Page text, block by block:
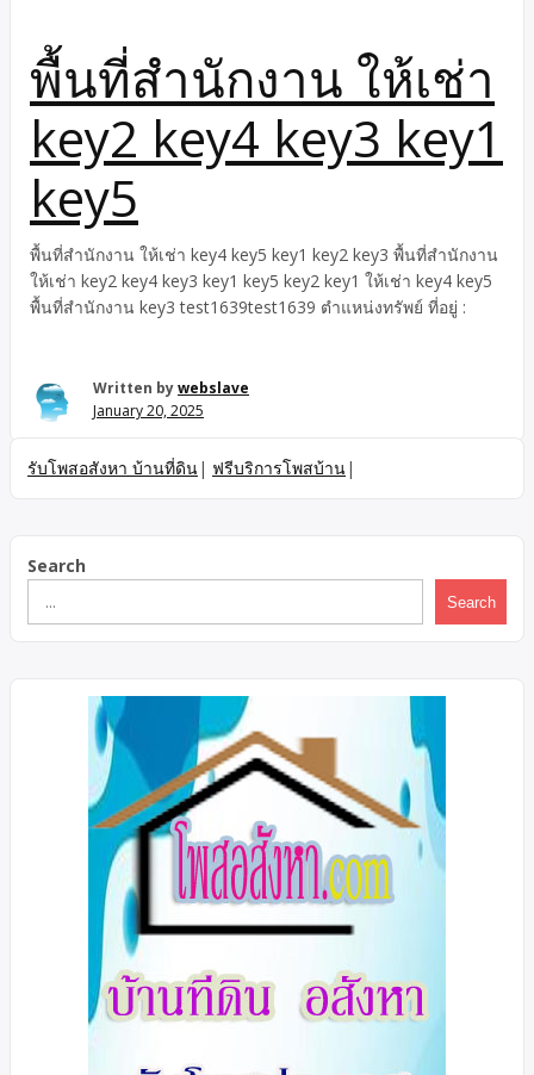
ระบบขนส่งมวลชน ใกล้ระบบขนส่งมวลชน สิ่งอำนวยความสะดวก
ครบครัน เดินทางสะดวกใกล้วงแหวน ทาง ออฟฟิศฟังส์ชั่นใช้งาน
ครบครัน หรูหราสง่างาม ทันสมัยให้เช่าพร้อมเข้าใช้งาน! สถานที่
ทำงานใหม่ สำหรับธุรกิจของคุณ! แบ่งให้เช่าบางส่วนเป็นรายชั้น
ก็ได้ ราคาเพียง 155บาท/ตรม. เท่านั้น! ราคาเช่าเหมารวม
ทั้งหมด435,000.-บาท/เดือนเป็นอาคารสำนักงานทันสมัย5ชั้นและ
โรงงาน2ชั้นพื้นที่ใช้สอยโดยรวมรวม3,210ตรม.ขนาด
ที่ดิน915ตรว.มีพื้นที่ว่างเปล่าเป็นสนามหญ้ากว่า300ตรว. สามารถ
ปลูกสร้างอาคารเพิ่มเติมได้ ที่จอดรถได้กว่า40คัน มีลิฟต์ แอร์ […]
พื้นที่สำนักงาน ให้เช่า
key2 key4 key3 key1
key5
พื้นที่สำนักงาน ให้เช่า key4 key5 key1 key2 key3 พื้นที่สำนักงาน
ให้เช่า key2 key4 key3 key1 key5 key2 key1 ให้เช่า key4 key5
พื้นที่สำนักงาน key3 test1639test1639 ตำแหน่งทรัพย์ ที่อยู่ :
Written bywebslave
January 20, 2025
รับโพสอสังหา บ้านที่ดิน| ฟรีบริการโพสบ้าน|
Search
Search